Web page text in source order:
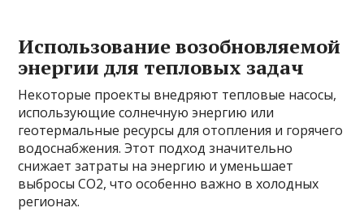
Использование возобновляемой
энергии для тепловых задач
Некоторые проекты внедряют тепловые насосы,
использующие солнечную энергию или
геотермальные ресурсы для отопления и горячего
водоснабжения. Этот подход значительно
снижает затраты на энергию и уменьшает
выбросы CO2, что особенно важно в холодных
регионах.